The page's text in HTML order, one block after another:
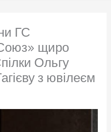
ГС
щиро
Ольгу
з ювілеєм